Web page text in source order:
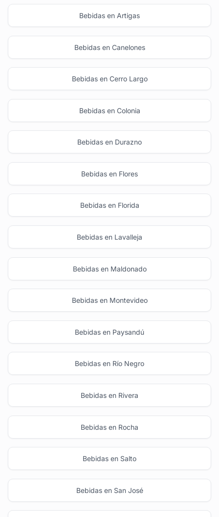
Bebidas en Artigas
Bebidas en Canelones
Bebidas en Cerro Largo
Bebidas en Colonia
Bebidas en Durazno
Bebidas en Flores
Bebidas en Florida
Bebidas en Lavalleja
Bebidas en Maldonado
Bebidas en Montevideo
Bebidas en Paysandú
Bebidas en Río Negro
Bebidas en Rivera
Bebidas en Rocha
Bebidas en Salto
Bebidas en San José